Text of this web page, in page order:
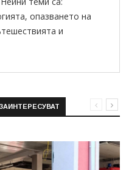
опазването на
и